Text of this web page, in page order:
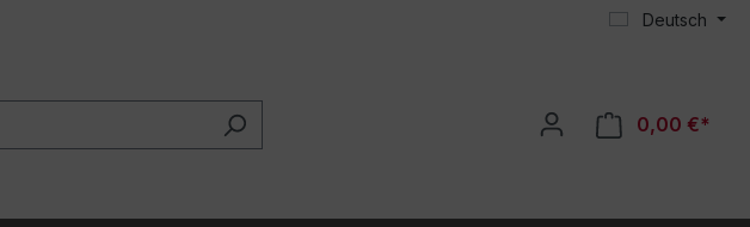
Deutsch
0,00 €*